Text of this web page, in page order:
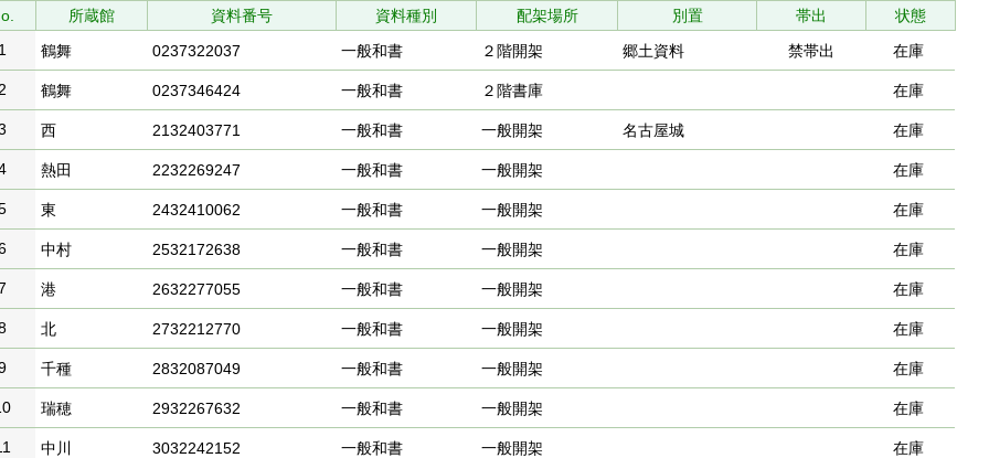
所蔵館 資料番号 資料種別 配架場所 別置 帯出
状態
鶴舞 0237322037 一般和書 ２階開架 郷土資料 禁帯出 在庫
鶴舞 0237346424 一般和書 ２階書庫 在庫
西 2132403771 一般和書 一般開架 名古屋城 在庫
熱田 2232269247 一般和書 一般開架 在庫
東 2432410062 一般和書 一般開架 在庫
中村 2532172638 一般和書 一般開架 在庫
港 2632277055 一般和書 一般開架 在庫
北 2732212770 一般和書 一般開架 在庫
千種 2832087049 一般和書 一般開架 在庫
瑞穂 2932267632 一般和書 一般開架 在庫
中川 3032242152 一般和書 一般開架 在庫